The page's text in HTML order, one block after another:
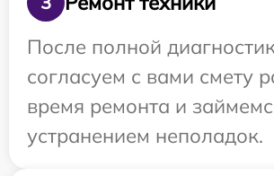
После полной
согласуем с вами смету
время ремонта и
устранением неполадок.